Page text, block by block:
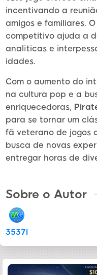
incentivando a
amigos e familiares.
competitivo ajuda a
analíticas e
idades.
Com o aumento do
na cultura pop e a
enriquecedoras,
para se tornar um
fã veterano de jogos
busca de novas
entregar horas de
Sobre o Autor
3537i